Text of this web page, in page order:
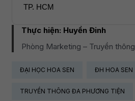
TP. HCM
Thực hiện: Huyền Đinh
Phòng Marketing – Truyền thông
ĐẠI HỌC HOA SEN ĐH HOA SEN
TRUYỀN THÔNG ĐA PHƯƠNG TIỆN